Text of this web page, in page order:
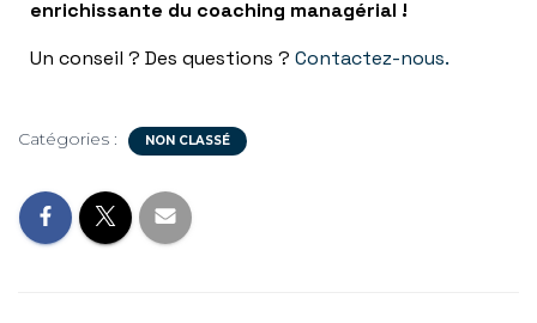
enrichissante du coaching managérial !
Un conseil ? Des questions ? Contactez-nous.
Catégories : NON CLASSÉ